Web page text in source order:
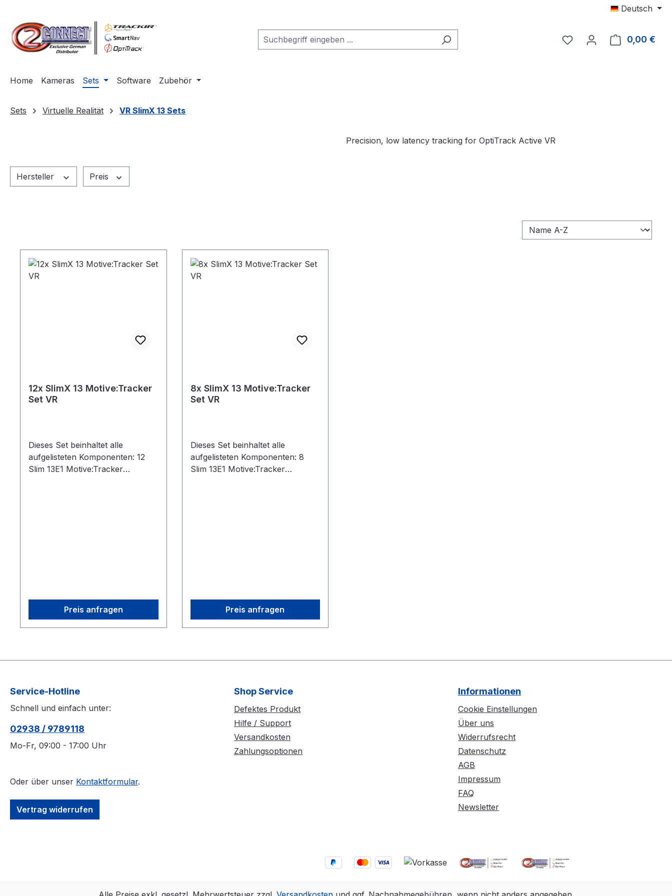
Deutsch
Du hast 0 Produkte auf
0,00 €
Home Kameras Sets Software Zubehör
Sets Virtuelle Realität VR SlimX 13 Sets
Precision, low latency tracking for OptiTrack Active VR
Hersteller Preis
12x SlimX 13 Motive:Tracker
Set VR
Dieses Set beinhaltet alle
aufgelisteten Komponenten: 12
Slim 13E1 Motive:Tracker
Preis anfragen
8x SlimX 13 Motive:Tracker
Set VR
Dieses Set beinhaltet alle
aufgelisteten Komponenten: 8
Slim 13E1 Motive:Tracker
Preis anfragen
Service-Hotline
Schnell und einfach unter:
02938 / 9789118
Mo-Fr, 09:00 - 17:00 Uhr
Oder über unser Kontaktformular.
Vertrag widerrufen
Shop Service
Defektes Produkt
Hilfe / Support
Versandkosten
Zahlungsoptionen
Informationen
Cookie Einstellungen
Über uns
Widerrufsrecht
Datenschutz
AGB
Impressum
FAQ
Newsletter